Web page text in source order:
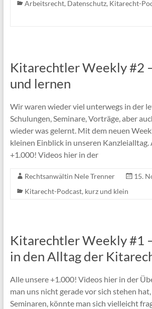
Arbeitsrecht, Datenschutz, Kitarecht-
Kitarechtler Weekly #2
und lernen
Wir waren wieder viel unterwegs in der
Schulungen, Seminare, Vorträge, aber
wieder was gelernt. Mit dem neuen
kleinen Einblick in unseren Kanzleialltag.
+1.000! Videos hier in der
Rechtsanwältin Nele Trenner
15.
Kitarecht-Podcast, kurz und klein
Kitarechtler Weekly #1
in den Alltag der
Alle unsere +1.000! Videos hier in der
man uns nicht gerade vor sich stehen hat,
Seminaren, könnte man sich vielleicht